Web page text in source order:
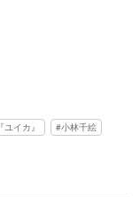
『ユイカ』
小林千絵